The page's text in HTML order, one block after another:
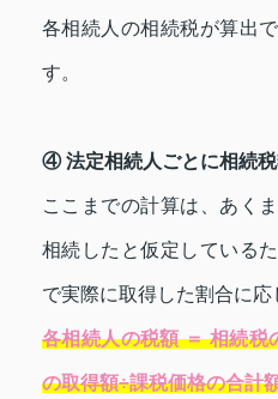
各相続人の相続税が算出
す。
④ 法定相続人ごとに相続
ここまでの計算は、あく
相続したと仮定している
で実際に取得した割合に応
各相続人の税額 ＝ 相続税
の取得額÷課税価格の合計